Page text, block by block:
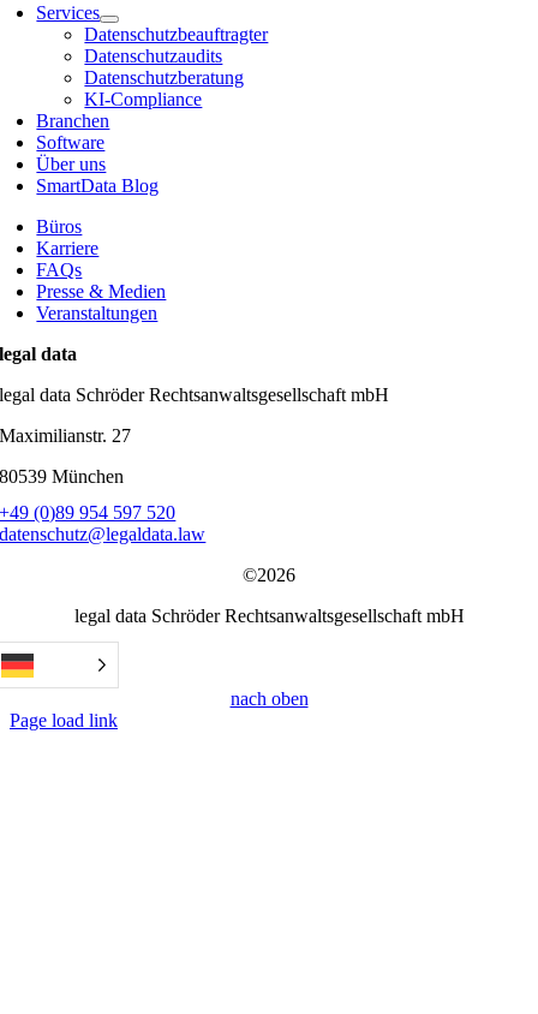
Services
Datenschutzbeauftragter
Datenschutzaudits
Datenschutzberatung
KI-Compliance
Branchen
Software
Über uns
SmartData Blog
Büros
Karriere
FAQs
Presse & Medien
Veranstaltungen
legal data
legal data Schröder Rechtsanwaltsgesellschaft mbH
Maximilianstr. 27
80539 München
+49 (0)89 954 597 520
datenschutz@legaldata.law
©2026
legal data Schröder Rechtsanwaltsgesellschaft mbH
nach oben
Page load link